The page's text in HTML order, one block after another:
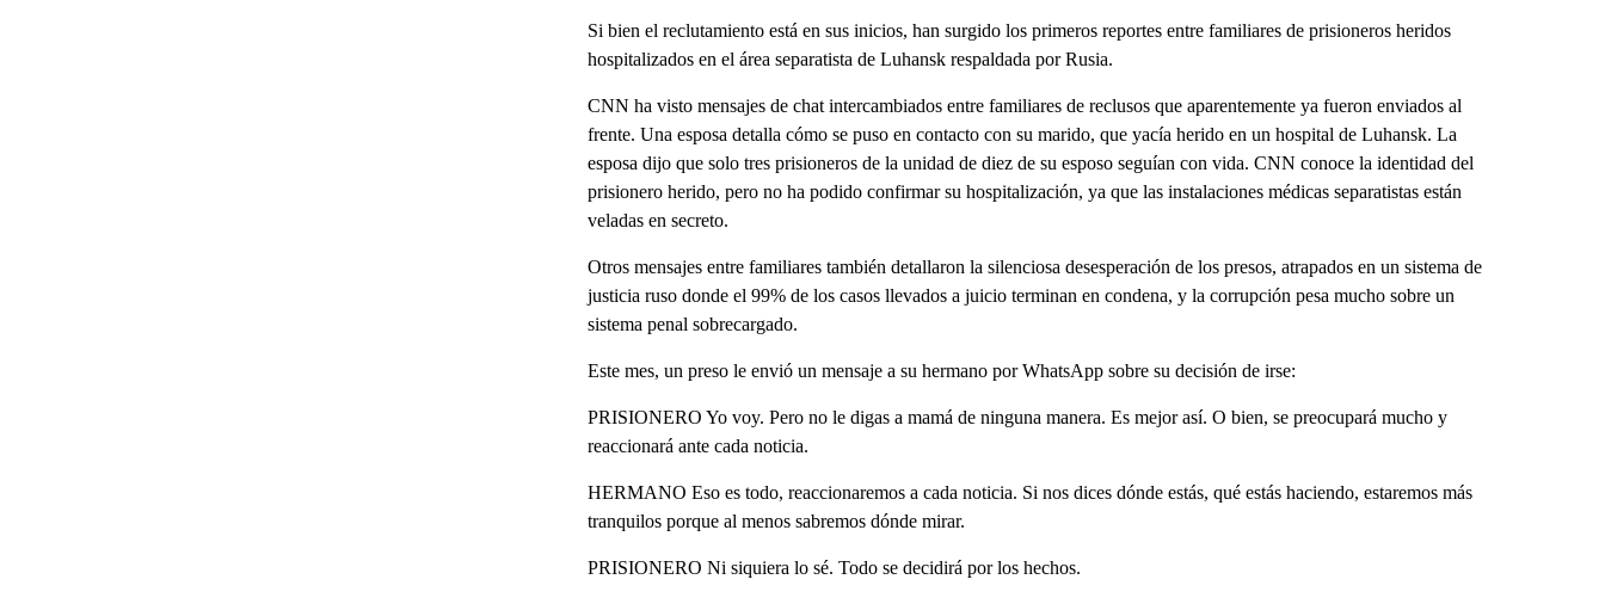
Si bien el reclutamiento está en sus inicios, han surgido los primeros reportes entre familiares de prisioneros heridos
hospitalizados en el área separatista de Luhansk respaldada por Rusia.
CNN ha visto mensajes de chat intercambiados entre familiares de reclusos que aparentemente ya fueron enviados al
frente. Una esposa detalla cómo se puso en contacto con su marido, que yacía herido en un hospital de Luhansk. La
esposa dijo que solo tres prisioneros de la unidad de diez de su esposo seguían con vida. CNN conoce la identidad del
prisionero herido, pero no ha podido confirmar su hospitalización, ya que las instalaciones médicas separatistas están
veladas en secreto.
Otros mensajes entre familiares también detallaron la silenciosa desesperación de los presos, atrapados en un sistema de
justicia ruso donde el 99% de los casos llevados a juicio terminan en condena, y la corrupción pesa mucho sobre un
sistema penal sobrecargado.
Este mes, un preso le envió un mensaje a su hermano por WhatsApp sobre su decisión de irse:
PRISIONERO Yo voy. Pero no le digas a mamá de ninguna manera. Es mejor así. O bien, se preocupará mucho y
reaccionará ante cada noticia.
HERMANO Eso es todo, reaccionaremos a cada noticia. Si nos dices dónde estás, qué estás haciendo, estaremos más
tranquilos porque al menos sabremos dónde mirar.
PRISIONERO Ni siquiera lo sé. Todo se decidirá por los hechos.